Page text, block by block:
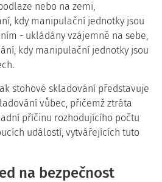
nebo na zemi,
kdy manipulační jednotky jsou
- ukládány vzájemně na sebe,
kdy manipulační jednotky jsou
stohové skladování představuje
vůbec, přičemž ztráta
příčinu rozhodujícího počtu
událostí, vytvářejících tuto
na bezpečnost